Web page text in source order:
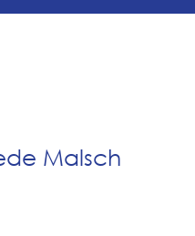
Malsch